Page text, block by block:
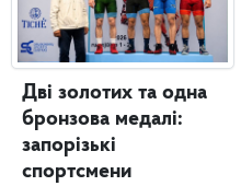
Дві золотих та одна
бронзова медалі:
запорізькі
спортсмени